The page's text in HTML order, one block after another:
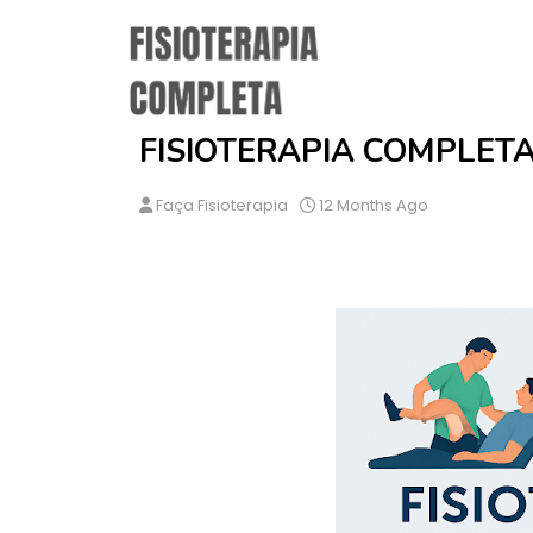
FISIOTERAPIA
Faça Fisioterapia 12 Months Ago